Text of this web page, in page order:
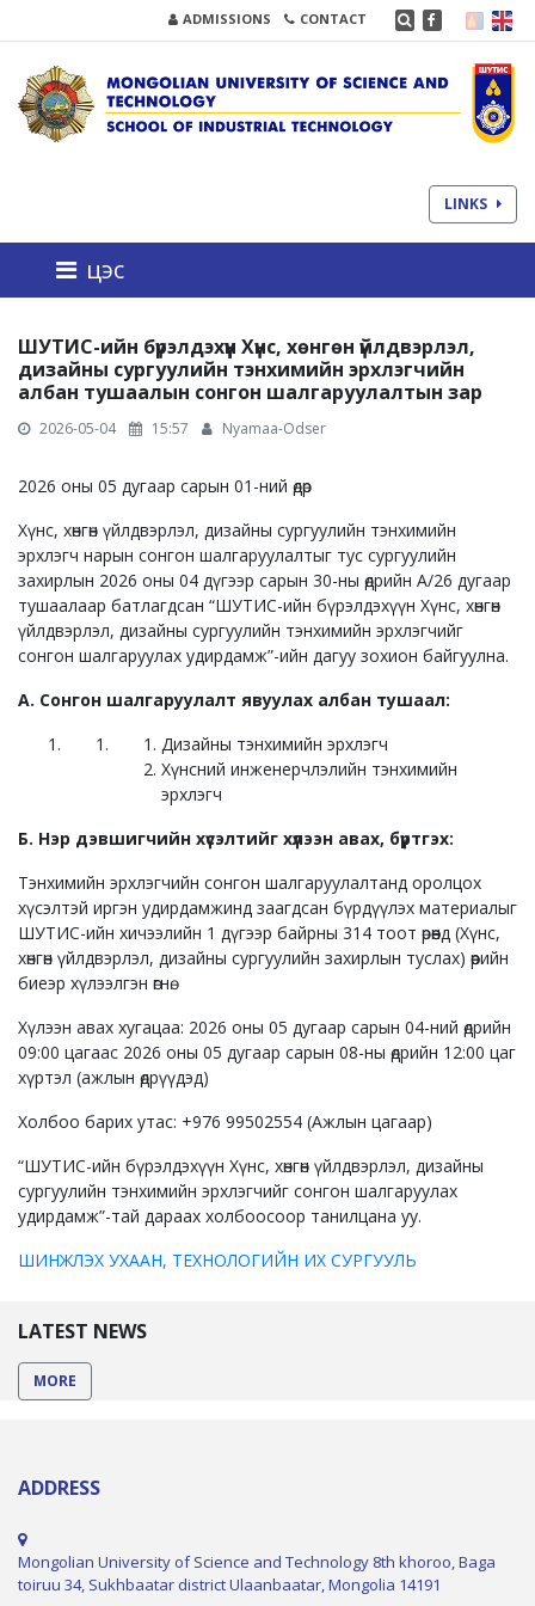
ADMISSIONS CONTACT
LINKS
цэс
ШУТИС-ийн бүрэлдэхүүн Хүнс, хөнгөн үйлдвэрлэл,
дизайны сургуулийн тэнхимийн эрхлэгчийн
албан тушаалын сонгон шалгаруулалтын зар
2026-05-04 15:57 Nyamaa-Odser
2026 оны 05 дугаар сарын 01-ний өдөр
Хүнс, хөнгөн үйлдвэрлэл, дизайны сургуулийн тэнхимийн
эрхлэгч нарын сонгон шалгаруулалтыг тус сургуулийн
захирлын 2026 оны 04 дүгээр сарын 30-ны өдрийн А/26 дугаар
тушаалаар батлагдсан “ШУТИС-ийн бүрэлдэхүүн Хүнс, хөнгөн
үйлдвэрлэл, дизайны сургуулийн тэнхимийн эрхлэгчийг
сонгон шалгаруулах удирдамж”-ийн дагуу зохион байгуулна.
А. Сонгон шалгаруулалт явуулах албан тушаал:
Дизайны тэнхимийн эрхлэгч
Хүнсний инженерчлэлийн тэнхимийн
эрхлэгч
Б. Нэр дэвшигчийн хүсэлтийг хүлээн авах, бүртгэх:
Тэнхимийн эрхлэгчийн сонгон шалгаруулалтанд оролцох
хүсэлтэй иргэн удирдамжинд заагдсан бүрдүүлэх материалыг
ШУТИС-ийн хичээлийн 1 дүгээр байрны 314 тоот өрөөнд (Хүнс,
хөнгөн үйлдвэрлэл, дизайны сургуулийн захирлын туслах) өөрийн
биеэр хүлээлгэн өгнө.
Хүлээн авах хугацаа: 2026 оны 05 дугаар сарын 04-ний өдрийн
09:00 цагаас 2026 оны 05 дугаар сарын 08-ны өдрийн 12:00 цаг
хүртэл (ажлын өдрүүдэд)
Холбоо барих утас: +976 99502554 (Ажлын цагаар)
“ШУТИС-ийн бүрэлдэхүүн Хүнс, хөнгөн үйлдвэрлэл, дизайны
сургуулийн тэнхимийн эрхлэгчийг сонгон шалгаруулах
удирдамж”-тай дараах холбоосоор танилцана уу.
ШИНЖЛЭХ УХААН, ТЕХНОЛОГИЙН ИХ СУРГУУЛЬ
LATEST NEWS
MORE
ADDRESS
Mongolian University of Science and Technology 8th khoroo, Baga
toiruu 34, Sukhbaatar district Ulaanbaatar, Mongolia 14191